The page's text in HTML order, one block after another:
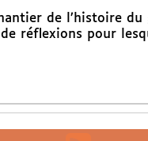
de l’histoire
réflexions pour